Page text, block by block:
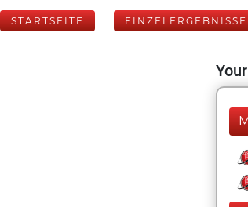
STARTSEITE EINZELERGEBNISSE